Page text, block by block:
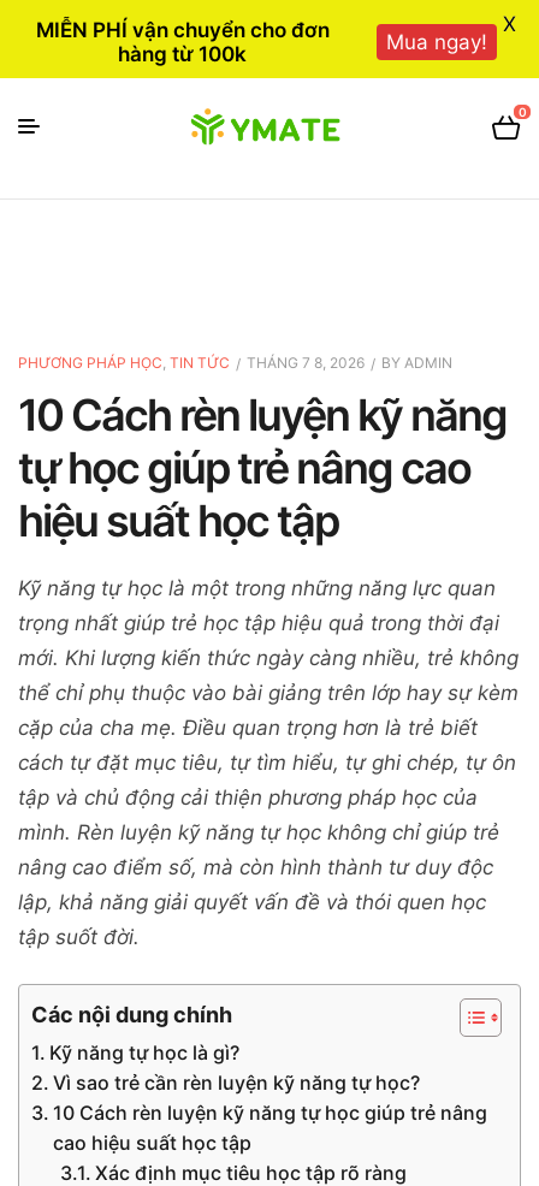
0
PHƯƠNG PHÁP HỌC, TIN TỨC THÁNG 7 8, 2026 BY ADMIN
10 Cách rèn luyện kỹ năng
tự học giúp trẻ nâng cao
hiệu suất học tập
Kỹ năng tự học là một trong những năng lực quan
trọng nhất giúp trẻ học tập hiệu quả trong thời đại
mới. Khi lượng kiến thức ngày càng nhiều, trẻ không
thể chỉ phụ thuộc vào bài giảng trên lớp hay sự kèm
cặp của cha mẹ. Điều quan trọng hơn là trẻ biết
cách tự đặt mục tiêu, tự tìm hiểu, tự ghi chép, tự ôn
tập và chủ động cải thiện phương pháp học của
mình. Rèn luyện kỹ năng tự học không chỉ giúp trẻ
nâng cao điểm số, mà còn hình thành tư duy độc
lập, khả năng giải quyết vấn đề và thói quen học
tập suốt đời.
Các nội dung chính
Kỹ năng tự học là gì?
Vì sao trẻ cần rèn luyện kỹ năng tự học?
10 Cách rèn luyện kỹ năng tự học giúp trẻ nâng
cao hiệu suất học tập
Xác định mục tiêu học tập rõ ràng
MIỄN PHÍ vận chuyển cho đơn
hàng từ 100k
Mua ngay!
X